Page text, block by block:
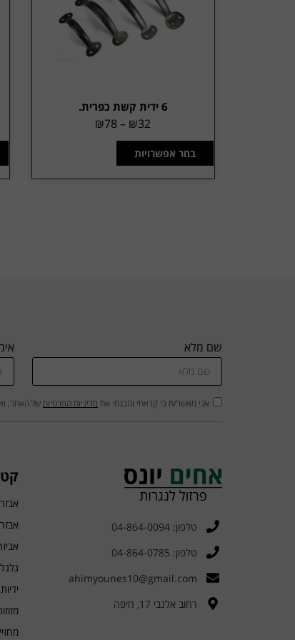
6 ידית קשת כפרית.
₪32
–
₪78
בחר אפשרויות
שם מלא
אני מאשר/ת כי קראתי והבנתי את מדיניות הפרטיותשל האתר,
טלפון: 04-864-0094
טלפון: 04-864-0785
ahimyounes10@gmail.com
רחוב אלנבי 17, חיפה
ידיות